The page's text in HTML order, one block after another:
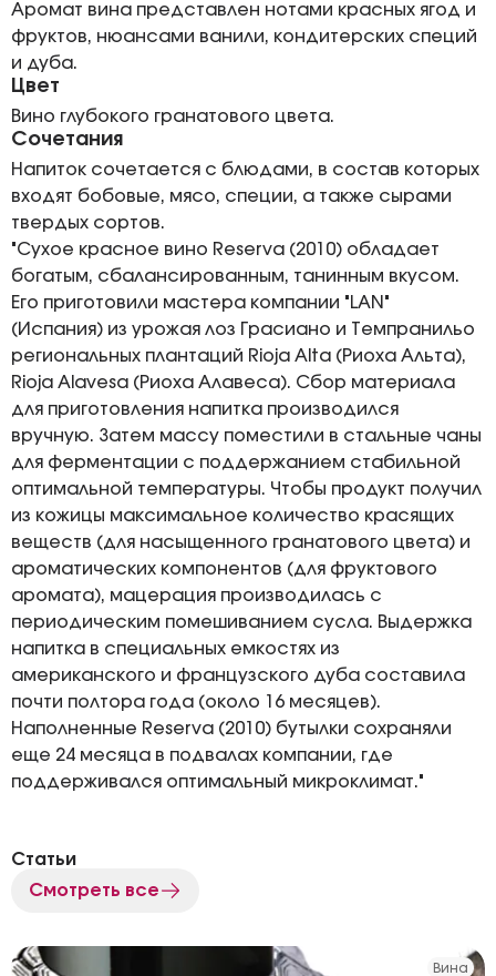
Аромат вина представлен нотами красных ягод и
фруктов, нюансами ванили, кондитерских специй
и дуба.
Цвет
Вино глубокого гранатового цвета.
Сочетания
Напиток сочетается с блюдами, в состав которых
входят бобовые, мясо, специи, а также сырами
твердых сортов.
"Сухое красное вино Reserva (2010) обладает
богатым, сбалансированным, танинным вкусом.
Его приготовили мастера компании "LAN"
(Испания) из урожая лоз Грасиано и Темпранильо
региональных плантаций Rioja Alta (Риоха Альта),
Rioja Alavesa (Риоха Алавеса). Сбор материала
для приготовления напитка производился
вручную. Затем массу поместили в стальные чаны
для ферментации с поддержанием стабильной
оптимальной температуры. Чтобы продукт получил
из кожицы максимальное количество красящих
веществ (для насыщенного гранатового цвета) и
ароматических компонентов (для фруктового
аромата), мацерация производилась с
периодическим помешиванием сусла. Выдержка
напитка в специальных емкостях из
американского и французского дуба составила
почти полтора года (около 16 месяцев).
Наполненные Reserva (2010) бутылки сохраняли
еще 24 месяца в подвалах компании, где
поддерживался оптимальный микроклимат."
Статьи
Смотреть все
Вина